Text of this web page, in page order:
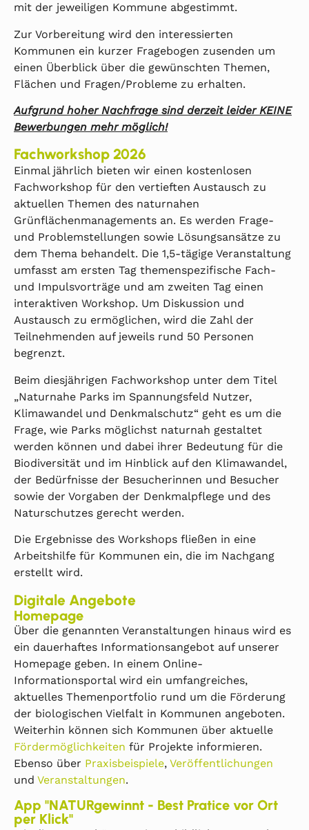
mit der jeweiligen Kommune abgestimmt.
Zur Vorbereitung wird den interessierten
Kommunen ein kurzer Fragebogen zusenden um
einen Überblick über die gewünschten Themen,
Flächen und Fragen/Probleme zu erhalten.
Aufgrund hoher Nachfrage sind derzeit leider KEINE
Bewerbungen mehr möglich!
Fachworkshop 2026
Einmal jährlich bieten wir einen kostenlosen
Fachworkshop für den vertieften Austausch zu
aktuellen Themen des naturnahen
Grünflächenmanagements an. Es werden Frage-
und Problemstellungen sowie Lösungsansätze zu
dem Thema behandelt. Die 1,5-tägige Veranstaltung
umfasst am ersten Tag themenspezifische Fach-
und Impulsvorträge und am zweiten Tag einen
interaktiven Workshop. Um Diskussion und
Austausch zu ermöglichen, wird die Zahl der
Teilnehmenden auf jeweils rund 50 Personen
begrenzt.
Beim diesjährigen Fachworkshop unter dem Titel
„Naturnahe Parks im Spannungsfeld Nutzer,
Klimawandel und Denkmalschutz“ geht es um die
Frage, wie Parks möglichst naturnah gestaltet
werden können und dabei ihrer Bedeutung für die
Biodiversität und im Hinblick auf den Klimawandel,
der Bedürfnisse der Besucherinnen und Besucher
sowie der Vorgaben der Denkmalpflege und des
Naturschutzes gerecht werden.
Die Ergebnisse des Workshops fließen in eine
Arbeitshilfe für Kommunen ein, die im Nachgang
erstellt wird.
Digitale Angebote
Homepage
Über die genannten Veranstaltungen hinaus wird es
ein dauerhaftes Informationsangebot auf unserer
Homepage geben. In einem Online-
Informationsportal wird ein umfangreiches,
aktuelles Themenportfolio rund um die Förderung
der biologischen Vielfalt in Kommunen angeboten.
Weiterhin können sich Kommunen über aktuelle
Fördermöglichkeiten für Projekte informieren.
Ebenso über Praxisbeispiele, Veröffentlichungen
und Veranstaltungen.
App "NATURgewinnt - Best Pratice vor Ort
per Klick"